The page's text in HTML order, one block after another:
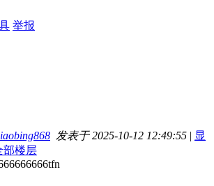
举报
发表于 2025-10-12 12:49:55 | 显
部楼层